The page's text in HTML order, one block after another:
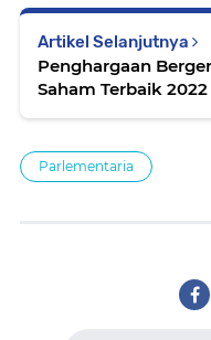
Artikel Selanjutnya
Penghargaan
Saham Terbaik
Parlementaria